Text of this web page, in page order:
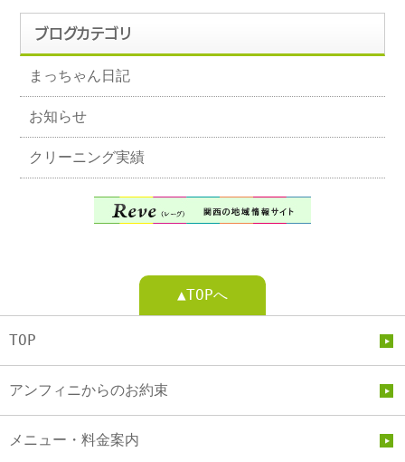
ブログカテゴリ
まっちゃん日記
お知らせ
クリーニング実績
▲TOPへ
TOP
アンフィニからのお約束
メニュー・料金案内